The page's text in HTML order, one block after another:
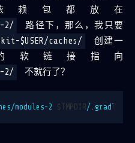
包都放在
2/
路径下，那么，我只要
$USER/caches/
创建一
软链接指向
2/
不就行了？
modules-2 $TMPDIR/.gradle-